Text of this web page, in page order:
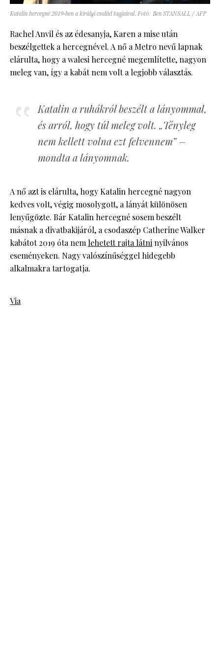
Katalin hercegné 2019-ben a királyi család tagjaival. Fotó: Ben STANSALL / AFP
Rachel Anvil és az édesanyja, Karen a mise után
beszélgettek a hercegnével. A nő a Metro nevű lapnak
elárulta, hogy a walesi hercegné megemlítette, nagyon
meleg van, így a kabát nem volt a legjobb választás.
Katalin a ruhákról beszélt a lányommal,
és arról, hogy túl meleg volt. „Tényleg
nem kellett volna ezt felvennem” –
mondta a lányomnak.
A nő azt is elárulta, hogy Katalin hercegné nagyon
kedves volt, végig mosolygott, a lányát különösen
lenyűgözte. Bár Katalin hercegné sosem beszélt
másnak a divatbakijáról, a csodaszép Catherine Walker
kabátot 2019 óta nem lehetett rajta látni nyilvános
eseményeken. Nagy valószínűséggel hidegebb
alkalmakra tartogatja.
Via